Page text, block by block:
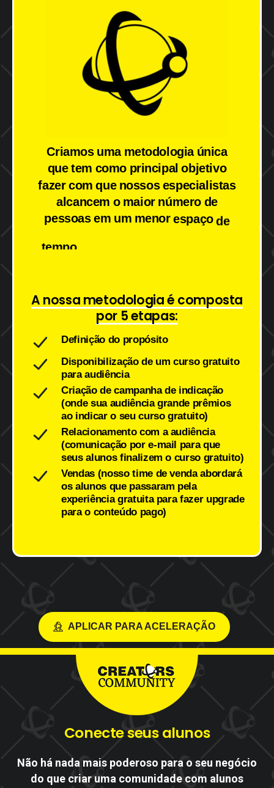
Criamos uma metodologia única
que tem como principal objetivo
fazer com que nossos especialistas
alcancem o maior número de
pessoas em um menor espaço de
tráfego
A nossa metodologia é composta
por 5 etapas:
Definição do propósito
Disponibilização de um curso gratuito
para audiência
Criação de campanha de indicação
(onde sua audiência grande prêmios
ao indicar o seu curso gratuito)
Relacionamento com a audiência
(comunicação por e-mail para que
seus alunos finalizem o curso gratuito)
Vendas (nosso time de venda abordará
os alunos que passaram pela
experiência gratuita para fazer upgrade
para o conteúdo pago)
APLICAR PARA ACELERAÇÃO
Conecteseus alunos
Não há nada mais poderoso para o seu negócio
do que criar uma comunidade com alunos